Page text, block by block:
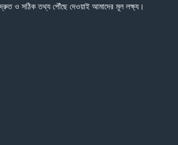
ও সঠিক তথ্য পৌঁছে দেওয়াই আমাদের মূল লক্ষ্য।